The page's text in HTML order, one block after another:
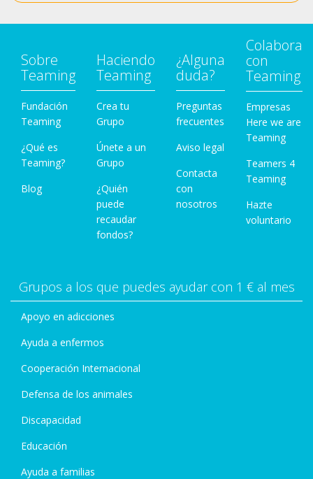
Sobre
Teaming
Fundación
Teaming
¿Qué es
Teaming?
Blog
Haciendo
Teaming
Crea tu
Grupo
Únete a un
Grupo
¿Quién
puede
recaudar
fondos?
¿Alguna
duda?
Preguntas
frecuentes
Aviso legal
Contacta
con
nosotros
Colabora
con
Teaming
Empresas
Here we are
Teaming
Teamers 4
Teaming
Hazte
voluntario
Grupos a los que puedes ayudar con 1 € al mes
Apoyo en adicciones
Ayuda a enfermos
Cooperación Internacional
Defensa de los animales
Discapacidad
Educación
Ayuda a familias